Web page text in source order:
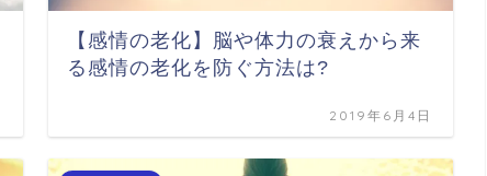
【感情の老化】脳や体力の衰えから来
る感情の老化を防ぐ方法は?
2019年6月4日